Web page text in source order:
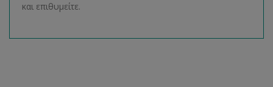
και επιθυμείτε.